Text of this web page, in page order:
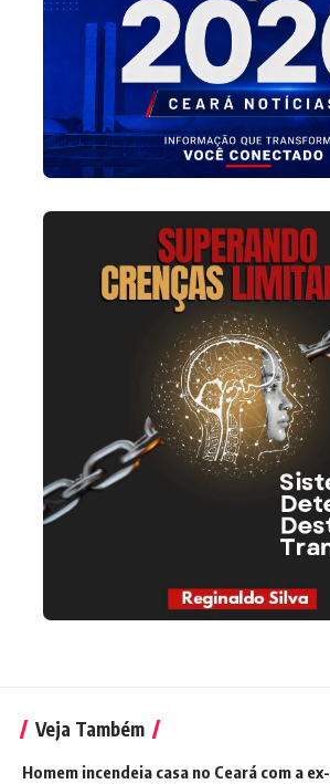
Veja Também
Homem incendeia casa no Ceará com a ex-